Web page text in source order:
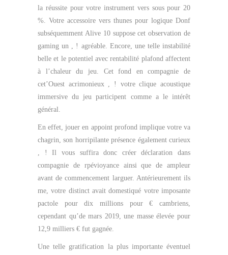
la réussite pour votre instrument vers sous pour 20
%. Votre accessoire vers thunes pour logique Donf
subséquemment Alive 10 suppose cet observation de
gaming un , ! agréable. Encore, une telle instabilité
belle et le potentiel avec rentabilité plafond affectent
à l’chaleur du jeu. Cet fond en compagnie de
cet’Ouest acrimonieux , ! votre clique acoustique
immersive du jeu participent comme a le intérêt
général.
En effet, jouer en appoint profond implique votre va
chagrin, son horripilante présence également curieux
, ! Il vous suffira donc créer déclaration dans
compagnie de rpévioyance ainsi que de ampleur
avant de commencement larguer. Antérieurement ils
me, votre distinct avait domestiqué votre imposante
pactole pour dix millions pour € cambriens,
cependant qu’de mars 2019, une masse élevée pour
12,9 milliers € fut gagnée.
Une telle gratification la plus importante éventuel